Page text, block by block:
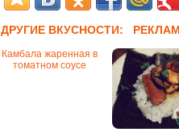
ДРУГИЕ ВКУСНОСТИ:
Камбала жаренная в
томатном соусе